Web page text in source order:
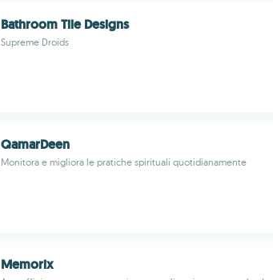
Bathroom Tile Designs
Supreme Droids
QamarDeen
Monitora e migliora le pratiche spirituali quotidianamente
Memorix